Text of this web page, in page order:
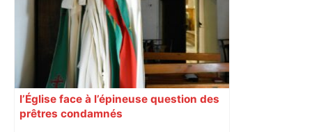
l’Église face à l’épineuse question des
prêtres condamnés